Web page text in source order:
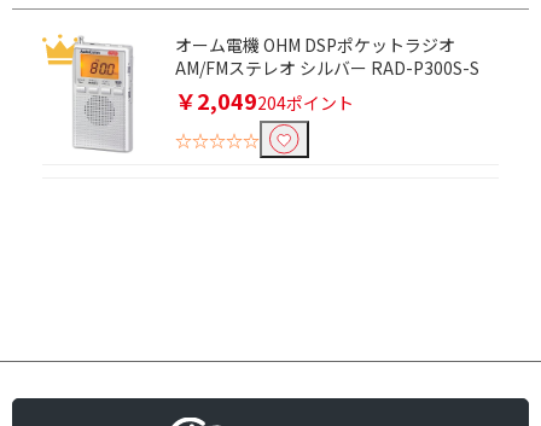
オーム電機 OHM DSPポケットラジオ
AM/FMステレオ シルバー RAD-P300S-S
￥2,049204ポイント
☆☆☆☆☆